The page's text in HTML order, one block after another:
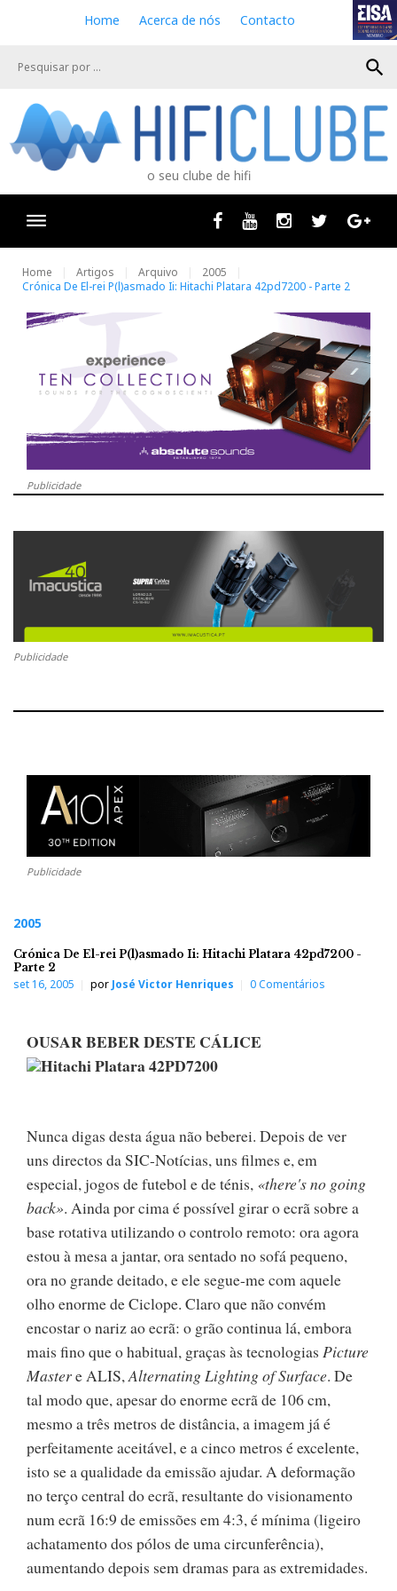
e
Home Acerca de nós Contacto
search
o seu clube de hifi
Facebook
Youtube InstagramTwitter
Home Artigos Arquivo
2005
Crónica De El-rei P(l)asmado Ii: Hitachi Platara 42pd7200 - Parte 2
Publicidade
Publicidade
Publicidade
2005
Crónica De El-rei P(l)asmado Ii: Hitachi Platara 42pd7200 -
Parte 2
set 16, 2005 por José Victor Henriques 0 Comentários
OUSAR BEBER DESTE CÁLICE
Hitachi Platara 42PD7200
Nunca digas desta água não beberei. Depois de ver
uns directos da SIC-Notícias, uns filmes e, em
especial, jogos de futebol e de ténis, «there's no going
back». Ainda por cima é possível girar o ecrã sobre a
base rotativa utilizando o controlo remoto: ora agora
estou à mesa a jantar, ora sentado no sofá pequeno,
ora no grande deitado, e ele segue-me com aquele
olho enorme de Ciclope. Claro que não convém
encostar o nariz ao ecrã: o grão continua lá, embora
mais fino que o habitual, graças às tecnologias Picture
Mastere ALIS,Alternating Lighting of Surface. De
tal modo que, apesar do enorme ecrã de 106 cm,
mesmo a três metros de distância, a imagem já é
perfeitamente aceitável, e a cinco metros é excelente,
isto se a qualidade da emissão ajudar. A deformação
no terço central do ecrã, resultante do visionamento
num ecrã 16:9 de emissões em 4:3, é mínima (ligeiro
achatamento dos pólos de uma circunferência),
aumentando depois sem dramas para as extremidades.